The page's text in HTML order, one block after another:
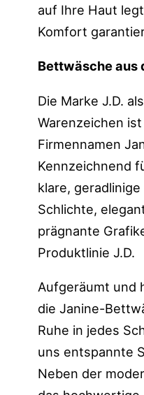
auf Ihre Haut
Komfort
Bettwäsche aus
Die Marke J.D.
Warenzeichen
Firmennamen
Kennzeichnend
klare,
Schlichte,
prägnante
Produktlinie J.D.
Aufgeräumt und
die Janine-
Ruhe in jedes
uns entspannte
Neben der